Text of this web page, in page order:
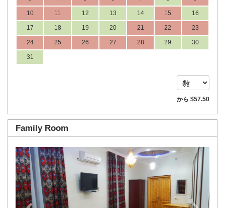
10 11 12 13 14 15 16
17 18 19 20 21 22 23
24 25 26 27 28 29 30
31
から $57.50
Family Room
Previous Next